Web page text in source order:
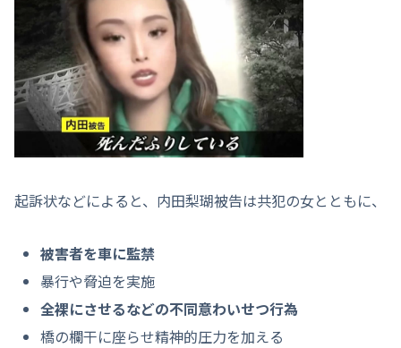
起訴状などによると、内田梨瑚被告は共犯の女とともに、
被害者を車に監禁
暴行や脅迫を実施
全裸にさせるなどの不同意わいせつ行為
橋の欄干に座らせ精神的圧力を加える